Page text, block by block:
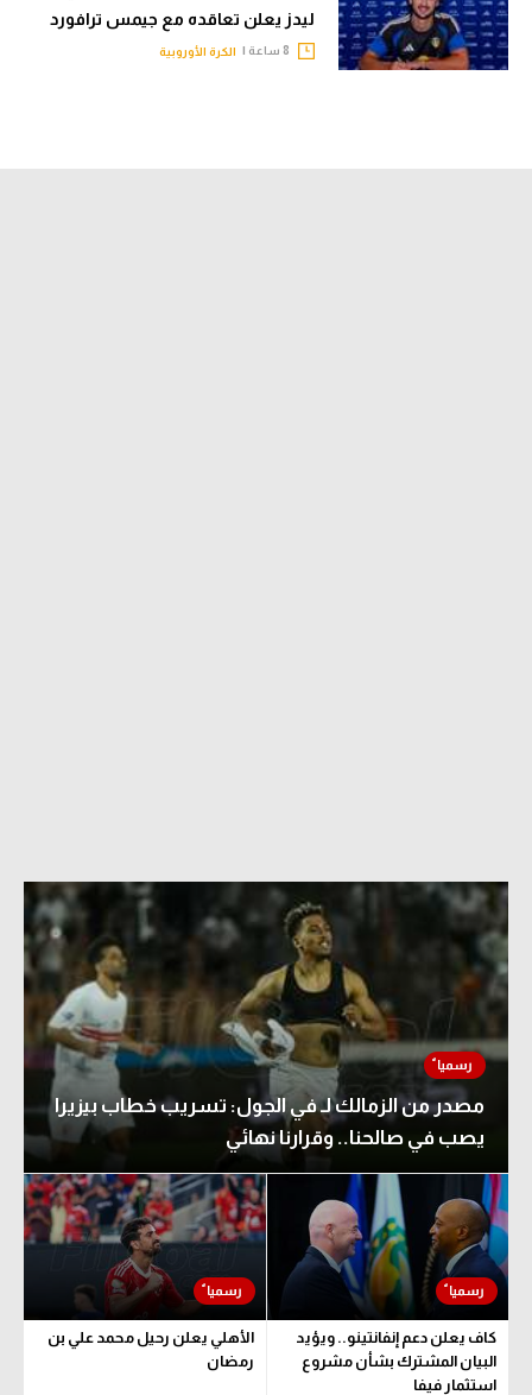
ليدز يعلن تعاقده مع جيمس ترافورد
الكرة الأوروبية
مصدر من الزمالك لـ في الجول: تسريب خطاب بيزيرا
يصب في صالحنا.. وقرارنا نهائي
كاف يعلن دعم إنفانتينو.. ويؤيد
البيان المشترك بشأن مشروع
استثمار فيفا
الأهلي يعلن رحيل محمد علي بن
رمضان